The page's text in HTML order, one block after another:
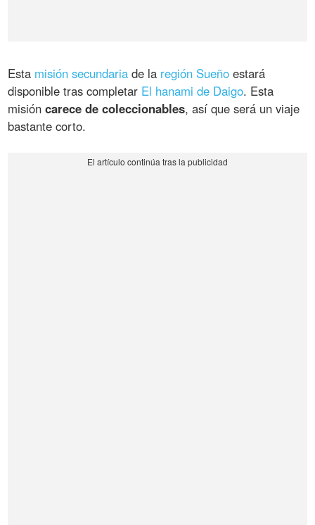
Esta misión secundaria de la región Sueño estará
disponible tras completar El hanami de Daigo. Esta
misióncarece de coleccionables, así que será un viaje
bastante corto.